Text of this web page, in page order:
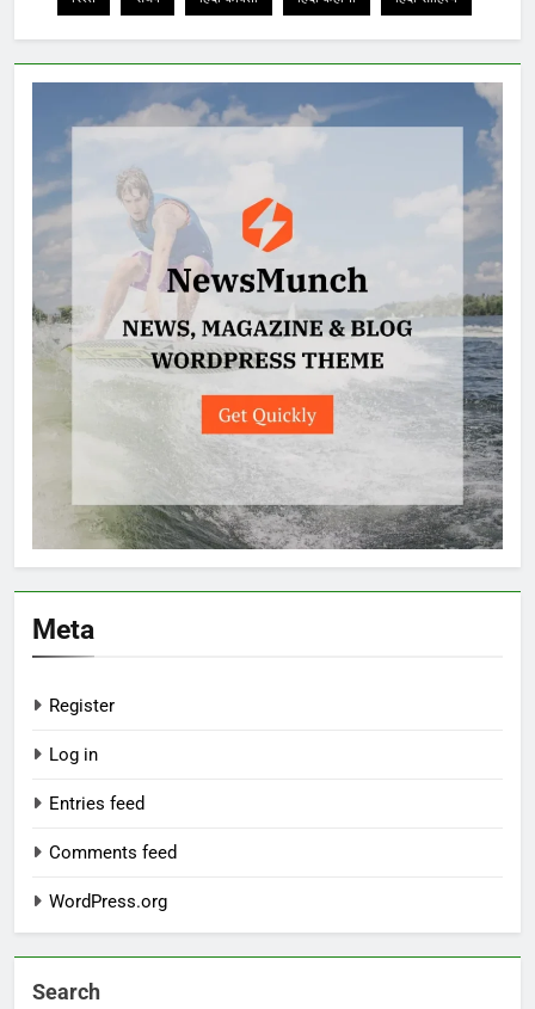
Meta
Register
Log in
Entries feed
Comments feed
WordPress.org
Search